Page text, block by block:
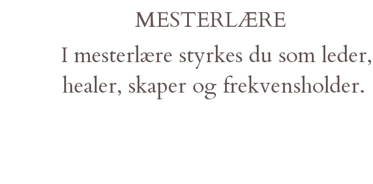
MESTERLÆRE
I mesterlære styrkes du som leder,
healer, skaper og frekvensholder.